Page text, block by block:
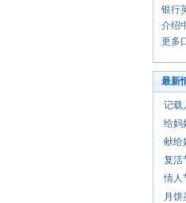
银行
介绍
更多
最新
记载
给妈
献给
复活
情人
月饼